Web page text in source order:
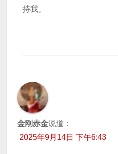
持我。
金刚赤金说道：
2025年9月14日 下午6:43